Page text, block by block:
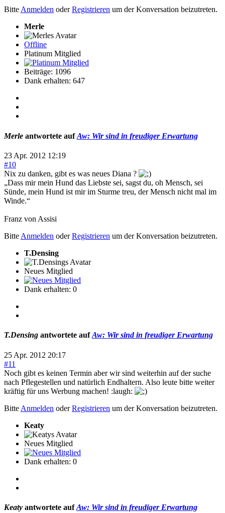
BitteAnmelden oderRegistrieren um der Konversation beizutreten.
Merle
Offline
Platinum Mitglied
Beiträge: 1096
Dank erhalten: 647
Merle antwortete aufAw: Wir sind in freudiger Erwartung
23 Apr. 2012 12:19
#10
Nix zu danken, gibt es was neues Diana ?
„Dass mir mein Hund das Liebste sei, sagst du, oh Mensch, sei
Sünde, mein Hund ist mir im Sturme treu, der Mensch nicht mal im
Winde.“
Franz von Assisi
Bitte Anmelden oderRegistrieren um der Konversation beizutreten.
T.Densing
Neues Mitglied
Dank erhalten: 0
T.Densing antwortete aufAw: Wir sind in freudiger Erwartung
25 Apr. 2012 20:17
#11
Noch gibt es keinen Termin aber wir sind weiterhin auf der suche
nach Pflegestellen und natürlich Endhaltern. Also leute bitte weiter
kräftig für uns Werbung machen! :laugh:
Bitte Anmelden oderRegistrieren um der Konversation beizutreten.
Keaty
Neues Mitglied
Dank erhalten: 0
Keaty antwortete aufAw: Wir sind in freudiger Erwartung